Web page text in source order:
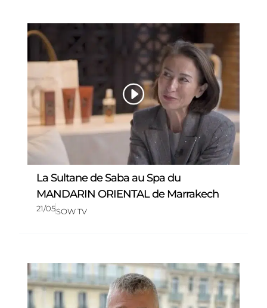
La Sultane de Saba au Spa du
MANDARIN ORIENTAL de Marrakech
21/05SOW TV